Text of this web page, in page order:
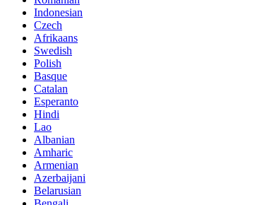
Indonesian
Czech
Afrikaans
Swedish
Polish
Basque
Catalan
Esperanto
Hindi
Lao
Albanian
Amharic
Armenian
Azerbaijani
Belarusian